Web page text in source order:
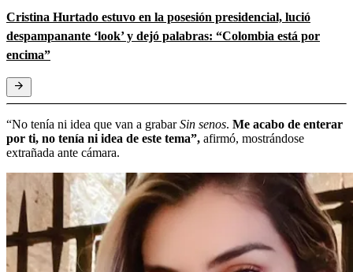
Cristina Hurtado estuvo en la posesión presidencial, lució
despampanante ‘look’ y dejó palabras: “Colombia está por
encima”
“No tenía ni idea que van a grabarSin senos. Me acabo de enterar
por ti, no tenía ni idea de este tema”, afirmó, mostrándose
extrañada ante cámara.